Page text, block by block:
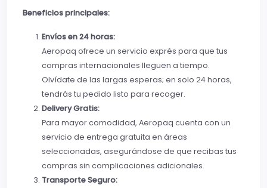
Beneficios principales:
Envíos en 24 horas:
Aeropaq ofrece un servicio exprés para que tus
compras internacionales lleguen a tiempo.
Olvídate de las largas esperas; en solo 24 horas,
tendrás tu pedido listo para recoger.
Delivery Gratis:
Para mayor comodidad, Aeropaq cuenta con un
servicio de entrega gratuita en áreas
seleccionadas, asegurándose de que recibas tus
compras sin complicaciones adicionales.
Transporte Seguro: